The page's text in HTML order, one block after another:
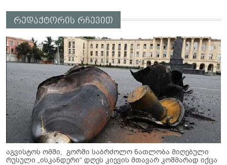
რედაქტორის რჩევით
აგვისტოს ომში, გორში საბრძოლო ნათლობა მიღებული
რუსული „ისკანდერი“ დღეს კიევის მთავარ კოშმარად იქცა